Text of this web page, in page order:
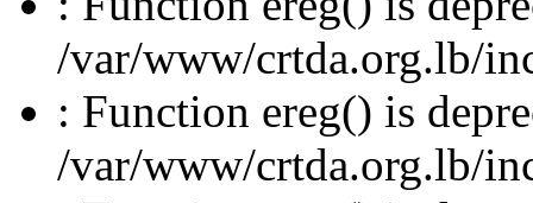
/var/www/crtda.org.lb/
: Function ereg() is
/var/www/crtda.org.lb/